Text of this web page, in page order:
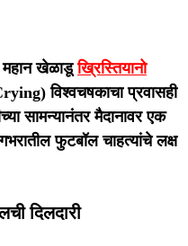
महान खेळाडूख्रिस्तियानो
विश्वचषकाचा प्रवासही
सामन्यानंतर मैदानावर एक
फुटबॉल चाहत्यांचे लक्ष
दिलदारी